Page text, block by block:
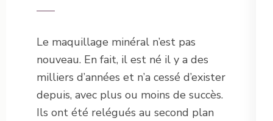
Le maquillage minéral n’est pas
nouveau. En fait, il est né il y a des
milliers d’années et n’a cessé d’exister
depuis, avec plus ou moins de succès.
Ils ont été relégués au second plan